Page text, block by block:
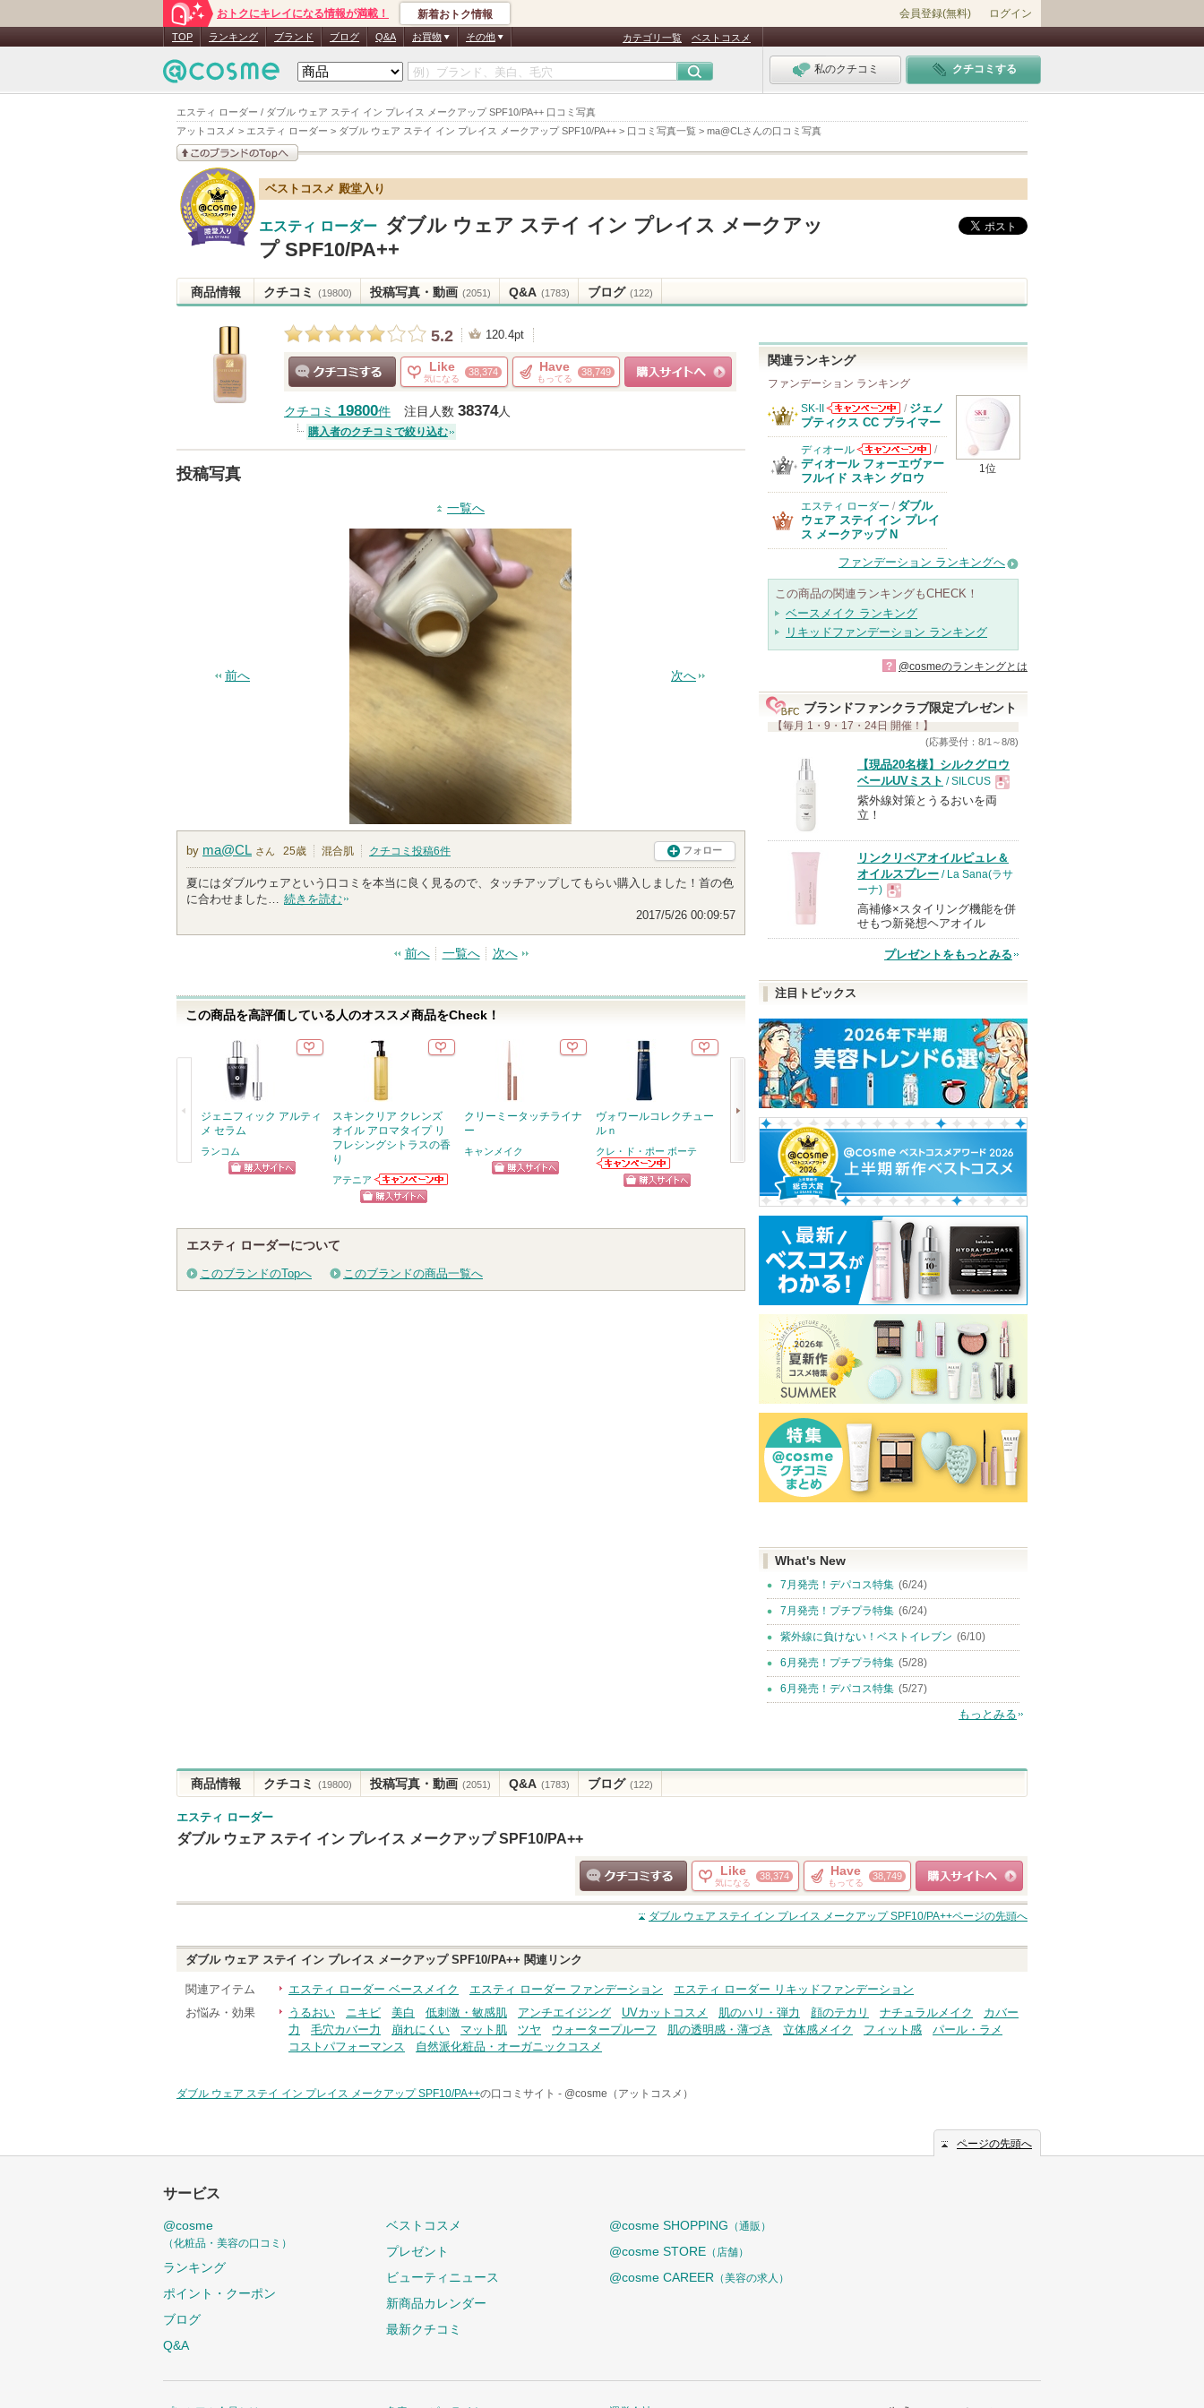
エスティ ローダー / ダブル ウェア ステイ イン プレイス メークアップ SPF10/PA++ 口コミ写真
アットコスメ > エスティ ローダー > ダブル ウェア ステイ イン プレイス メークアップ SPF10/PA++ > 口コミ写真一覧 > ma@CLさんの口コミ写真
おトクにキレイになる情報が満載！ 新着おトク情報 会員登録(無料) ログイン
TOP ランキング ブランド ブログ Q&A お買物 その他 カテゴリ一覧 ベストコスメ
私のクチコミ クチコミする
このブランドの情報を
見る
ベストコスメ 殿堂入り
エスティ ローダー
ダブル ウェア ステイ イン プレイス メークアッ
プ SPF10/PA++
商品情報 クチコミ (19800) 投稿写真・動画 (2051) Q&A (1783) ブログ (122)
5.2 120.4pt
Like
気になる
38,374 Have
もってる
38,749
クチコミ 19800件 注目人数 38374人
購入者のクチコミで絞り込む
投稿写真
一覧へ
前へ 次へ
by ma@CL さん 25歳 混合肌 クチコミ投稿6件 フォロー
夏にはダブルウェアという口コミを本当に良く見るので、タッチアップしてもらい購入しました！首の色
に合わせました… 続きを読む
2017/5/26 00:09:57
前へ 一覧へ 次へ
この商品を高評価している人のオススメ商品をCheck！
ジェニフィック アルティ
メ セラム
ランコム
スキンクリア クレンズ
オイル アロマタイプ リ
フレシングシトラスの香
り
アテニア
アテニアからの
お知らせがあり
クリーミータッチライナ
ー
キャンメイク
ヴォワールコレクチュー
ルｎ
クレ・ド・ポー ボーテ
クレ・ド・ポー
ボーテからのお
超細芯アイブロウ
ショッピン
グサイトへ
ライトリフレクティング
セッティングパウダー プ
NARS
ショッピン
グサイトへ
プリズム・リーブル
ジバンシイから
のお知らせがあ
グサイトへ
エスティ ローダーについて
このブランドのTopへ このブランドの商品一覧へ
関連ランキング
ファンデーション ランキング
1位
SK-II
SK-IIからのお
知らせがありま
す
/ ジェノ
プティクス CC プライマー
ディオール
ディオールから
のお知らせがあ
/
ディオール フォーエヴァー
フルイド スキン グロウ
エスティ ローダー / ダブル
ウェア ステイ イン プレイ
ス メークアップ N
ファンデーション ランキングへ
この商品の関連ランキングもCHECK！
ベースメイク ランキング
リキッドファンデーション ランキング
? @cosmeのランキングとは
ブランドファンクラブ限定プレゼント
【毎月 1・9・17・24日 開催！】
(応募受付：8/1～8/8)
【現品20名様】シルクグロウ
ベールUVミスト / SILCUS
現
品
紫外線対策とうるおいを両
立！
リンクリペアオイルピュレ＆
オイルスプレー / La Sana(ラサ
ーナ)
現
品
高補修×スタイリング機能を併
せもつ新発想ヘアオイル
プレゼントをもっとみる
注目トピックス
What's New
7月発売！デパコス特集 (6/24)
7月発売！プチプラ特集 (6/24)
紫外線に負けない！ベストイレブン (6/10)
6月発売！プチプラ特集 (5/28)
6月発売！デパコス特集 (5/27)
もっとみる
商品情報 クチコミ (19800) 投稿写真・動画 (2051) Q&A (1783) ブログ (122)
エスティ ローダー
ダブル ウェア ステイ イン プレイス メークアップ SPF10/PA++
クチコミする
Like
気になる
38,374 Have
もってる
38,749
ショッピングサイト
へ
ダブル ウェア ステイ イン プレイス メークアップ SPF10/PA++ページの先頭へ
ダブル ウェア ステイ イン プレイス メークアップ SPF10/PA++ 関連リンク
関連アイテム エスティ ローダー ベースメイク エスティ ローダー ファンデーション
エスティ ローダー リキッドファンデーション
お悩み・効果
うるおい ニキビ 美白 低刺激・敏感肌 アンチエイジング UVカットコスメ 肌のハリ・弾力 顔のテカリ ナチュラルメイク
カバー
力
毛穴カバー力 崩れにくい マット肌 ツヤ ウォータープルーフ 肌の透明感・薄づき 立体感メイク フィット感
パール・ラメ
コストパフォーマンス
自然派化粧品・オーガニックコスメ
ダブル ウェア ステイ イン プレイス メークアップ SPF10/PA++の口コミサイト - @cosme（アットコスメ）
ページの先頭へ
サービス
@cosme
（化粧品・美容の口コミ）
ランキング
ポイント・クーポン
ブログ
Q&A
ベストコスメ
プレゼント
ビューティニュース
新商品カレンダー
最新クチコミ
@cosme SHOPPING （通販）
@cosme STORE （店舗）
@cosme CAREER （美容の求人）